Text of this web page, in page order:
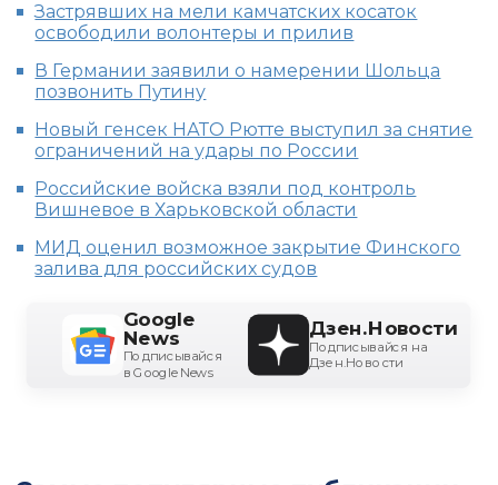
Застрявших на мели камчатских косаток
освободили волонтеры и прилив
В Германии заявили о намерении Шольца
позвонить Путину
Новый генсек НАТО Рютте выступил за снятие
ограничений на удары по России
Российские войска взяли под контроль
Вишневое в Харьковской области
МИД оценил возможное закрытие Финского
залива для российских судов
Google
News
Подписывайся
в Google News
Дзен.Новости
Подписывайся на
Дзен.Новости